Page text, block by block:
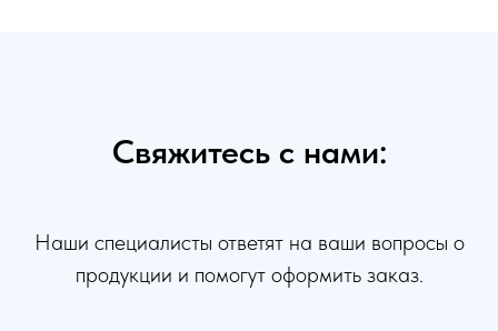
Свяжитесь с нами:
Наши специалисты ответят на ваши вопросы о
продукции и помогут оформить заказ.